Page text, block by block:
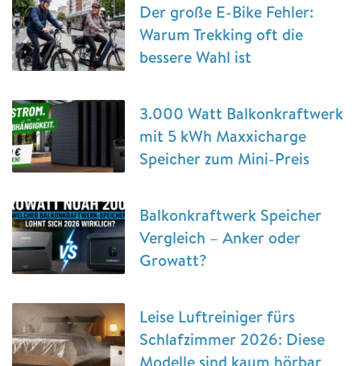
Der große E-Bike Fehler:
Warum Trekking oft die
bessere Wahl ist
3.000 Watt Balkonkraftwerk
mit 5 kWh Maxxicharge
Speicher zum Mini-Preis
Balkonkraftwerk Speicher
Vergleich – Anker oder
Growatt?
Leise Luftreiniger fürs
Schlafzimmer 2026: Diese